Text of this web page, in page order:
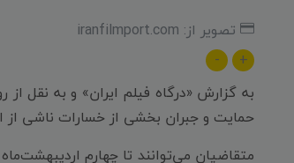
تصویر از: iranfilmport.com
+
-
به گزارش «درگاه فیلم ایران» و به نقل
حمایت و جبران بخشی از خسارات ناشی
متقاضیان می‌توانند تا چهارم